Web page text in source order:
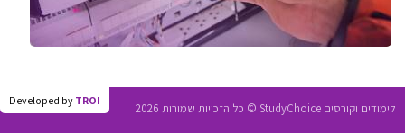
Developed by TROI
לימודים וקורסים StudyChoice © כל הזכויות שמורות 2026